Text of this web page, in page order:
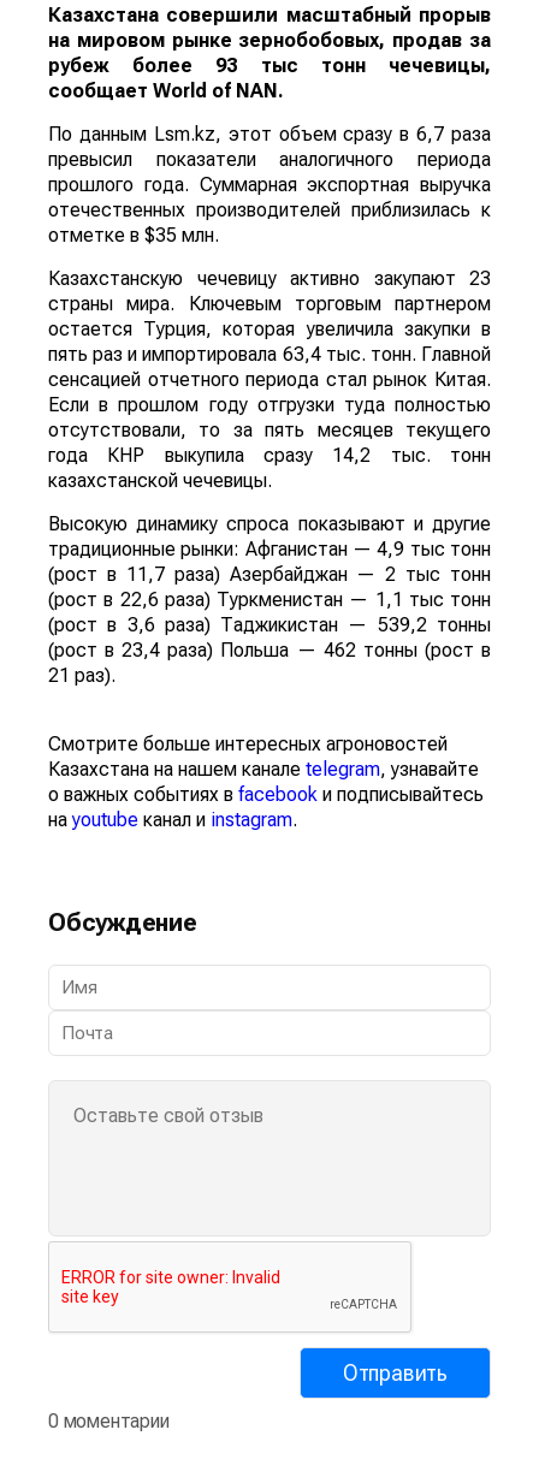
Казахстана совершили масштабный прорыв
на мировом рынке зернобобовых, продав за
рубеж более 93 тыс тонн чечевицы,
сообщает World of NAN.
По данным Lsm.kz, этот объем сразу в 6,7 раза
превысил показатели аналогичного периода
прошлого года. Суммарная экспортная выручка
отечественных производителей приблизилась к
отметке в $35 млн.
Казахстанскую чечевицу активно закупают 23
страны мира. Ключевым торговым партнером
остается Турция, которая увеличила закупки в
пять раз и импортировала 63,4 тыс. тонн. Главной
сенсацией отчетного периода стал рынок Китая.
Если в прошлом году отгрузки туда полностью
отсутствовали, то за пять месяцев текущего
года КНР выкупила сразу 14,2 тыс. тонн
казахстанской чечевицы.
Высокую динамику спроса показывают и другие
традиционные рынки: Афганистан — 4,9 тыс тонн
(рост в 11,7 раза) Азербайджан — 2 тыс тонн
(рост в 22,6 раза) Туркменистан — 1,1 тыс тонн
(рост в 3,6 раза) Таджикистан — 539,2 тонны
(рост в 23,4 раза) Польша — 462 тонны (рост в
21 раз).
Смотрите больше интересных агроновостей
Казахстана на нашем канале telegram, узнавайте
о важных событиях в facebook и подписывайтесь
наyoutube канал и instagram.
Обсуждение
0 моментарии